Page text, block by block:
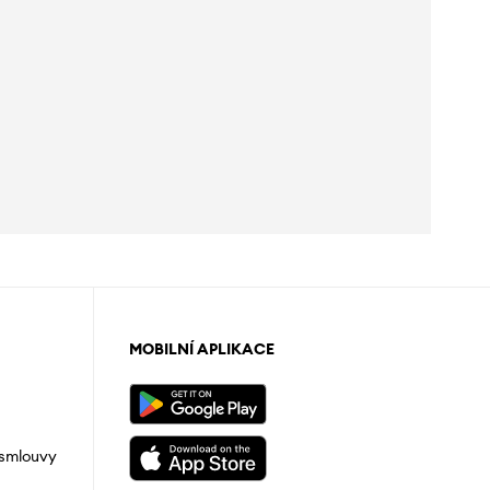
MOBILNÍ APLIKACE